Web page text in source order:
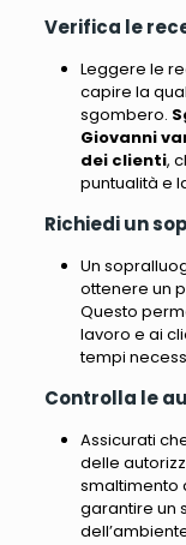
Verifica le
Leggere le
capire la
sgombero.
Giovanni
dei clienti,
puntualità e
Richiedi un
Un
ottenere un
Questo
lavoro e ai
tempi
Controlla le
Assicurati
delle
smaltimento
garantire un